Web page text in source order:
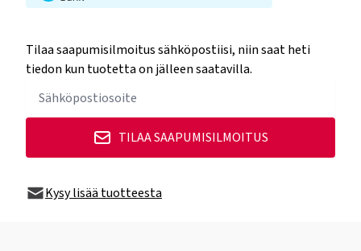
Tilaa saapumisilmoitus sähköpostiisi, niin saat heti
tiedon kun tuotetta on jälleen saatavilla.
TILAA SAAPUMISILMOITUS
Kysy lisää tuotteesta